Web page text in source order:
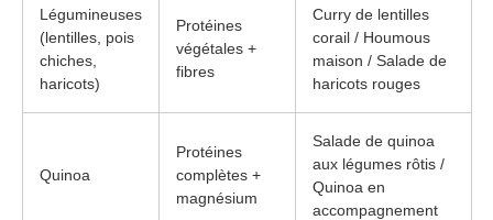
Légumineuses
(lentilles, pois
chiches,
haricots)
Protéines
végétales +
fibres
Curry de lentilles
corail / Houmous
maison / Salade de
haricots rouges
Quinoa
Protéines
complètes +
magnésium
Salade de quinoa
aux légumes rôtis /
Quinoa en
accompagnement